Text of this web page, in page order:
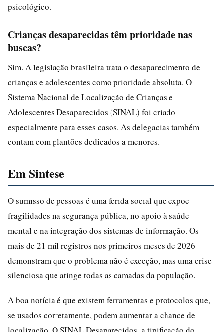
psicológico.
Crianças desaparecidas têm prioridade nas
buscas?
Sim. A legislação brasileira trata o desaparecimento de
crianças e adolescentes como prioridade absoluta. O
Sistema Nacional de Localização de Crianças e
Adolescentes Desaparecidos (SINAL) foi criado
especialmente para esses casos. As delegacias também
contam com plantões dedicados a menores.
Em Sintese
O sumisso de pessoas é uma ferida social que expõe
fragilidades na segurança pública, no apoio à saúde
mental e na integração dos sistemas de informação. Os
mais de 21 mil registros nos primeiros meses de 2026
demonstram que o problema não é exceção, mas uma crise
silenciosa que atinge todas as camadas da população.
A boa notícia é que existem ferramentas e protocolos que,
se usados corretamente, podem aumentar a chance de
localização. O SINAL Desaparecidos, a tipificação do